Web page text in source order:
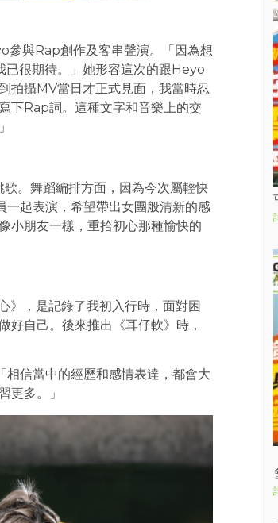
參與Rap創作及客串聲演。「因為想
很期待。」她形容這次的跟Heyo
拍攝MV當日才正式見面，我當時忍
下Rap詞。這種文字和音樂上的交
。舞蹈編排方面，因為今次屬輕快
起表演，希望帶出女團般清新的感
小朋友一樣，重拾初心那種愉快的
》，是記錄了我初入行時，面對困
好自己。後來推出《耳仔軟》時，
信當中的經歷和感情表達，都會大
更多。」